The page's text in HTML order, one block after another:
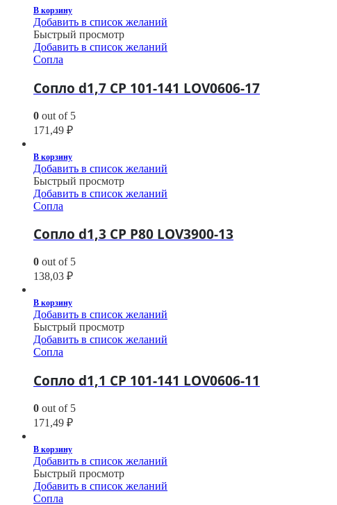
В корзину
Добавить в список желаний
Быстрый просмотр
Добавить в список желаний
Сопла
Сопло d1,7 CP 101-141 LOV0606-17
0 out of 5
171,49 ₽
В корзину
Добавить в список желаний
Быстрый просмотр
Добавить в список желаний
Сопла
Сопло d1,3 CP P80 LOV3900-13
0 out of 5
138,03 ₽
В корзину
Добавить в список желаний
Быстрый просмотр
Добавить в список желаний
Сопла
Сопло d1,1 CP 101-141 LOV0606-11
0 out of 5
171,49 ₽
В корзину
Добавить в список желаний
Быстрый просмотр
Добавить в список желаний
Сопла